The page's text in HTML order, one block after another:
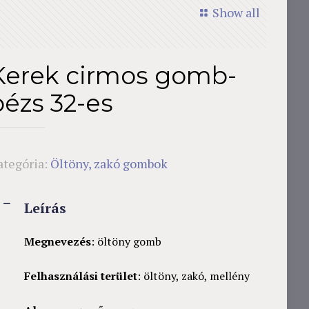
Show all
cirmos gomb-
32-es
Öltöny, zakó gombok
Leírás
Megnevezés: öltöny gomb
Felhasználási terület: öltöny, zakó, mellény